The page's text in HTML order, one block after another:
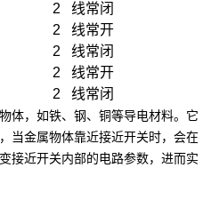
2 线常闭
2 线常开
2 线常闭
2 线常开
2 线常闭
体，如铁、钢、铜等导电材料。它
当金属物体靠近接近开关时，会在
接近开关内部的电路参数，进而实